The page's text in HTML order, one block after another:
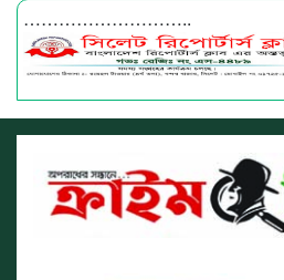
………………………..